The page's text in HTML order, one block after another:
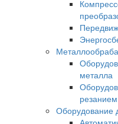
металла
резанием
Оборудование